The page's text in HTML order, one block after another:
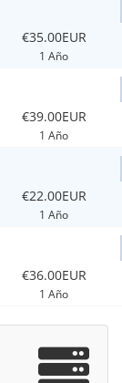
€35.00EUR
1 Año
€39.00EUR
1 Año
€22.00EUR
1 Año
€36.00EUR
1 Año